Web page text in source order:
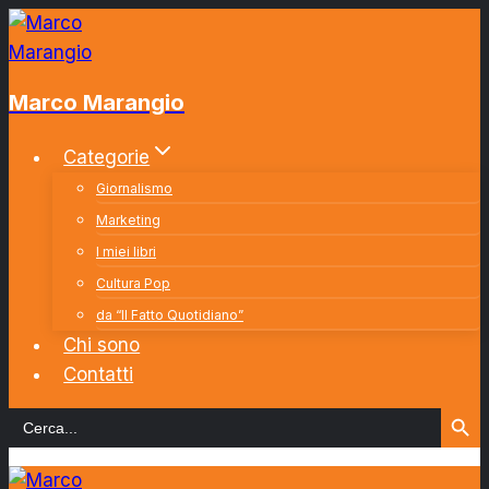
Salta
al
Marco Marangio
Categorie
Giornalismo
Marketing
I miei libri
Cultura Pop
da “Il Fatto Quotidiano”
Chi sono
Contatti
for:
Search Button